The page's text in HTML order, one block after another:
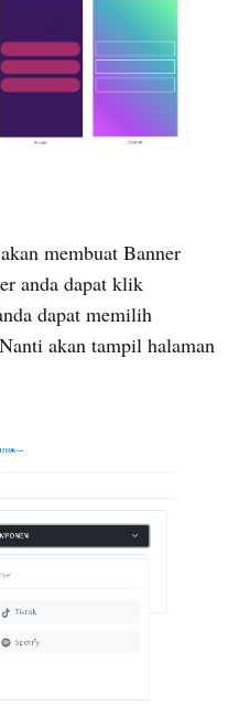
membuat Banner
anda dapat klik
dapat memilih
akan tampil halaman